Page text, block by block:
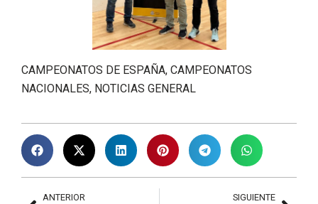
CAMPEONATOS DE ESPAÑA, CAMPEONATOS
NACIONALES, NOTICIAS GENERAL
ANTERIOR SIGUIENTE